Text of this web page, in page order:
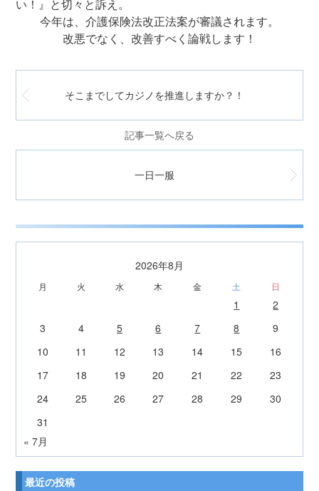
い！』と切々と訴え。
今年は、介護保険法改正法案が審議されます。
改悪でなく、改善すべく論戦します！
そこまでしてカジノを推進しますか？！
記事一覧へ戻る
一日一服
2026年8月
月 火 水 木 金 土 日
1
2
3
4 5 6 7 8
9
10
11 12 13 14 15
16
17
18 19 20 21 22
23
24
25 26 27 28 29
30
31
« 7月
最近の投稿